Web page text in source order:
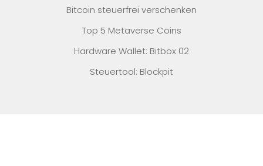
Bitcoin steuerfrei verschenken
Top 5 Metaverse Coins
Hardware Wallet: Bitbox 02
Steuertool: Blockpit